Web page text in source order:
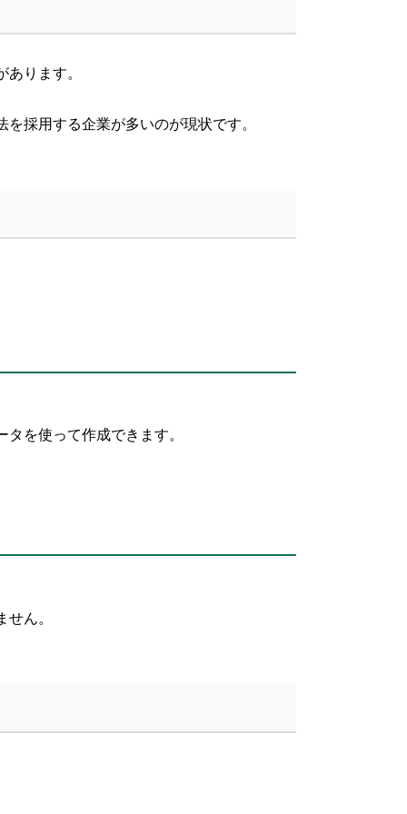
ります。
採用する企業が多いのが現状です。
を使って作成できます。
ん。